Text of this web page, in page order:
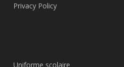
Privacy Policy
Uniforme scolaire